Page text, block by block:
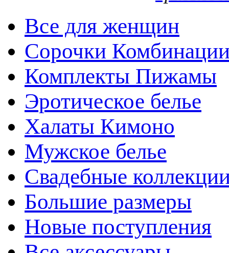
Все для женщин
Сорочки
Комплекты Пижамы
Эротическое белье
Халаты Кимоно
Мужское белье
Свадебные
Большие размеры
Новые поступления